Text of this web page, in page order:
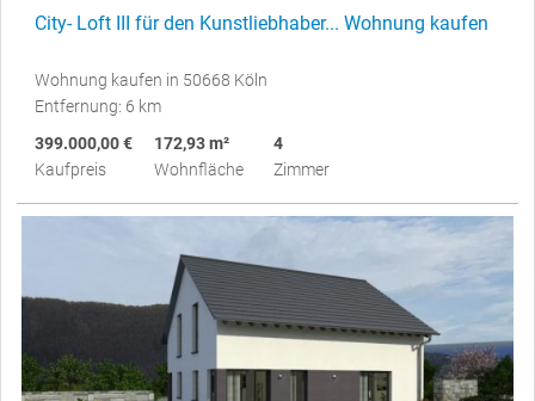
City- Loft III für den Kunstliebhaber... Wohnung kaufen
Wohnung kaufen in 50668 Köln
Entfernung: 6 km
399.000,00 €
Kaufpreis
172,93 m²
Wohnfläche
4
Zimmer